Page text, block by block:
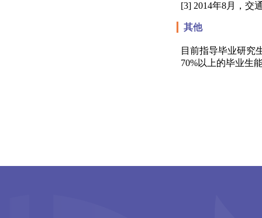
[3] 2014年8月，交
其他
目前指导毕业研究
70%以上的毕业生